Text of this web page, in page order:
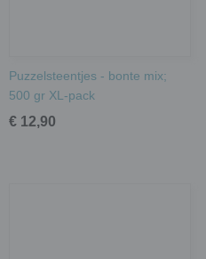
Puzzelsteentjes - bonte mix;
500 gr XL-pack
€ 12,90